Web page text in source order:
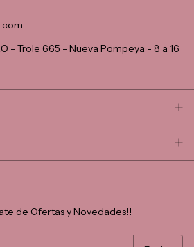
- Trole 665 - Nueva Pompeya - 8 a 16
de Ofertas y Novedades!!